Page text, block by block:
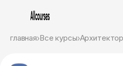
главная Все курсы